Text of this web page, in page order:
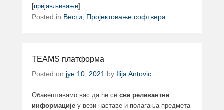
[пријављивање]
Posted in Вести Пројектовање софтвера
TEAMS платформа
Posted on јун 10, 2021 by Ilija Antovic
Обавештавамо вас да ће се све релевантне
информације у вези наставе и полагања предмета